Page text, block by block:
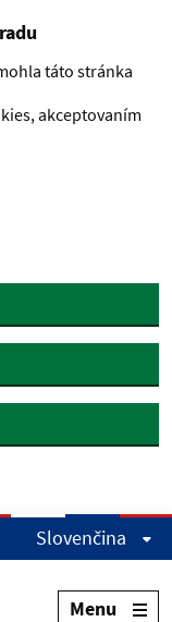
táto stránka
akceptovaním
Slovenčina
Menu